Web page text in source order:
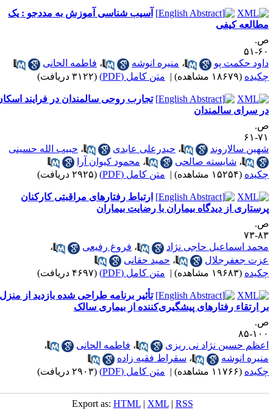
آسیب شناسی آموزش به مددجو : یک
کیفی
۵۱
حکمت پو
،منیره انوشه ،فاطمه الحانی
(۱۸۶۷۹ مشاهده) | متن کامل (PDF) (۳۱۲۲ دریافت)
تجارب روحی سالمندان در فرایند اسکان
سرای سالمندان
۶۱
سالاروند
،حیدرعلی عابدی ،حبیب الله حسینی
،شایسته صالحی ،محمود کیوان آرا
(۱۵۲۵۴ مشاهده) | متن کامل (PDF) (۲۹۲۵ دریافت)
ارتباط رفتارهای مراقبتی کارکنان
از دیدگاه بیماران با رضایت بیماران
۷۳
اسماعیل حاجی نژاد
،فروغ رفیعی
،
جعفرجلال
،حمید حقانی
(۱۹۶۸۳ مشاهده) | متن کامل (PDF) (۴۶۹۷ دریافت)
تأثیر برنامه طراحی شده بازدید از منزل
ارتقاء رفتارهای پیشگیری‌کننده از بیماری سالک
۸۵
حسین نژاد نی ریزی
،فاطمه الحانی
،
انوشه
،سقراط فقیه زاده
(۱۱۷۶۶ مشاهده) | متن کامل (PDF) (۲۹۰۳ دریافت)
Export as:HTML |XML|RSS